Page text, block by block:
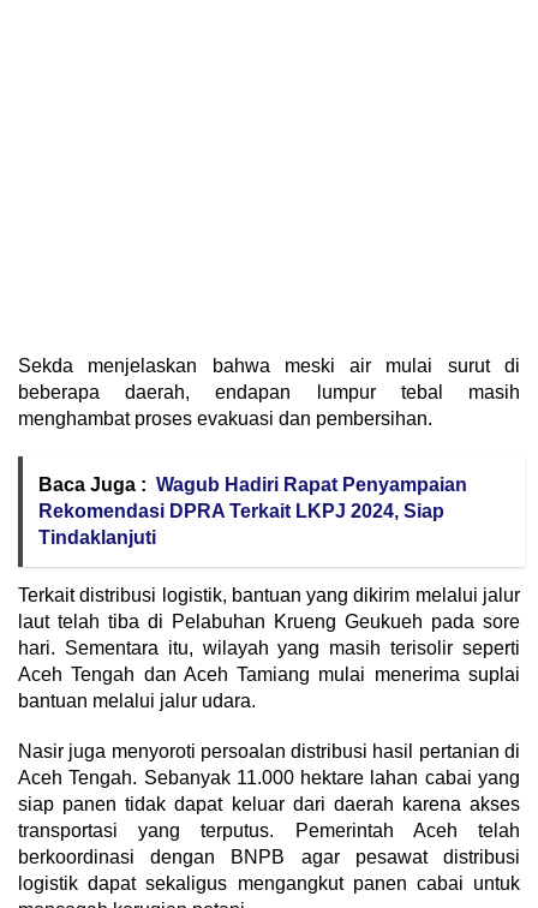
Sekda menjelaskan bahwa meski air mulai surut di
beberapa daerah, endapan lumpur tebal masih
menghambat proses evakuasi dan pembersihan.
Baca Juga : Wagub Hadiri Rapat Penyampaian
Rekomendasi DPRA Terkait LKPJ 2024, Siap
Tindaklanjuti
Terkait distribusi logistik, bantuan yang dikirim melalui jalur
laut telah tiba di Pelabuhan Krueng Geukueh pada sore
hari. Sementara itu, wilayah yang masih terisolir seperti
Aceh Tengah dan Aceh Tamiang mulai menerima suplai
bantuan melalui jalur udara.
Nasir juga menyoroti persoalan distribusi hasil pertanian di
Aceh Tengah. Sebanyak 11.000 hektare lahan cabai yang
siap panen tidak dapat keluar dari daerah karena akses
transportasi yang terputus. Pemerintah Aceh telah
berkoordinasi dengan BNPB agar pesawat distribusi
logistik dapat sekaligus mengangkut panen cabai untuk